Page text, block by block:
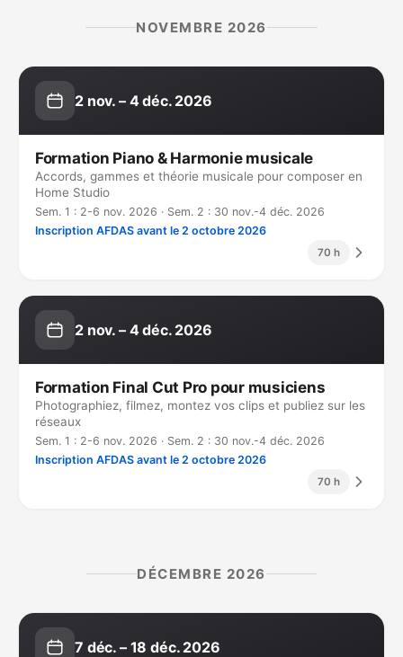
NOVEMBRE 2026
2 nov. – 4 déc. 2026
Formation Piano & Harmonie musicale
Accords, gammes et théorie musicale pour composer en
Home Studio
Sem. 1 : 2-6 nov. 2026 · Sem. 2 : 30 nov.-4 déc. 2026
Inscription AFDAS avant le 2 octobre 2026
70 h
2 nov. – 4 déc. 2026
Formation Final Cut Pro pour musiciens
Photographiez, filmez, montez vos clips et publiez sur les
réseaux
Sem. 1 : 2-6 nov. 2026 · Sem. 2 : 30 nov.-4 déc. 2026
Inscription AFDAS avant le 2 octobre 2026
70 h
DÉCEMBRE 2026
7 déc. – 18 déc. 2026